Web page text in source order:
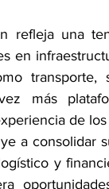
refleja una
en
transporte,
más
de los
a consolidar
y